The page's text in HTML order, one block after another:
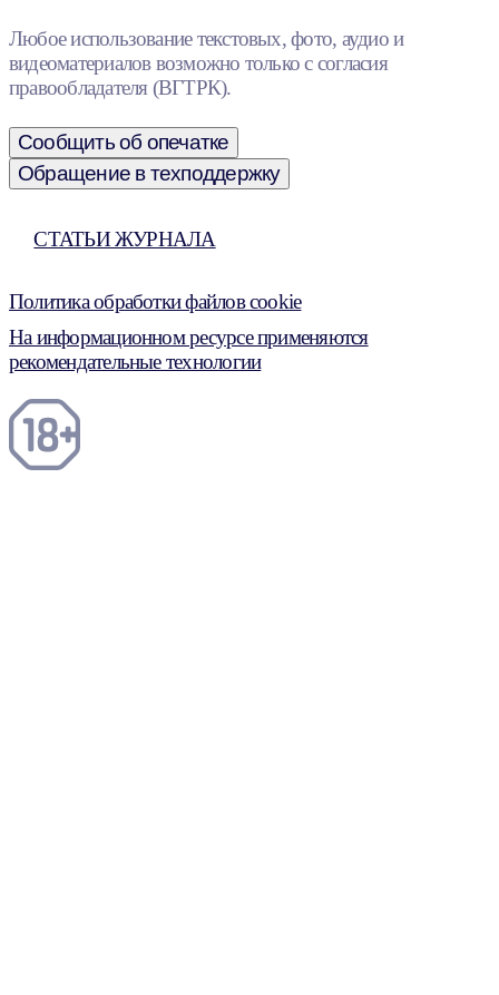
Любое использование текстовых, фото, аудио и
видеоматериалов возможно только с согласия
правообладателя (ВГТРК).
Сообщить об опечатке
Обращение в техподдержку
СТАТЬИ ЖУРНАЛА
Политика обработки файлов cookie
На информационном ресурсе применяются
рекомендательные технологии